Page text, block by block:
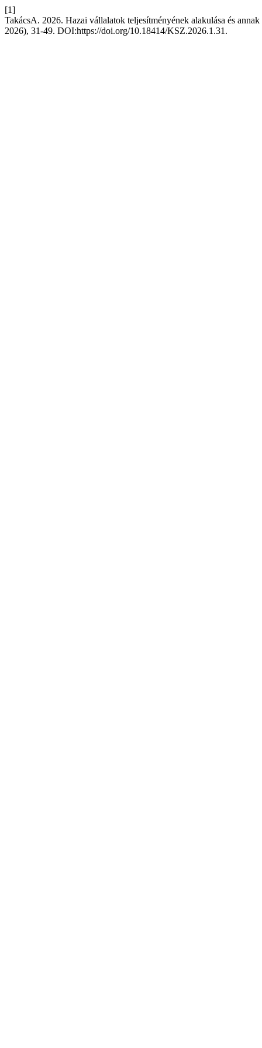
[1]
TakácsA. 2026. Hazai vállalatok teljesítményének alakulása és
2026), 31-49. DOI:https://doi.org/10.18414/KSZ.2026.1.31.